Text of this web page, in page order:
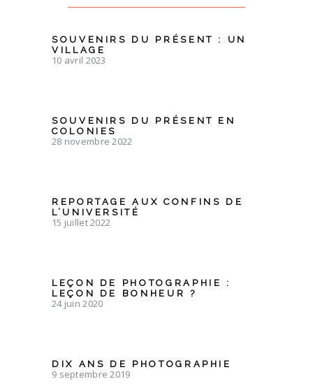
SOUVENIRS DU PRÉSENT : UN
VILLAGE
10 avril 2023
SOUVENIRS DU PRÉSENT EN
COLONIES
28 novembre 2022
REPORTAGE AUX CONFINS DE
L’UNIVERSITÉ
15 juillet 2022
LEÇON DE PHOTOGRAPHIE :
LEÇON DE BONHEUR ?
24 juin 2020
DIX ANS DE PHOTOGRAPHIE
9 septembre 2019